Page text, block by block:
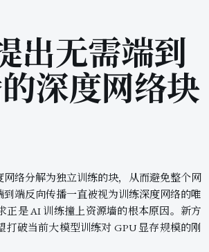
出无需端到
深度网络块
络分解为独立训练的块，从而避免整个网
端反向传播一直被视为训练深度网络的唯
正是 AI 训练撞上资源墙的根本原因。新方
破当前大模型训练对 GPU 显存规模的刚